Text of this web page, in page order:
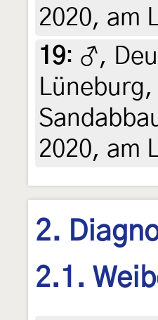
2020, am
19: ♂,
2020, am
2.
2.1.